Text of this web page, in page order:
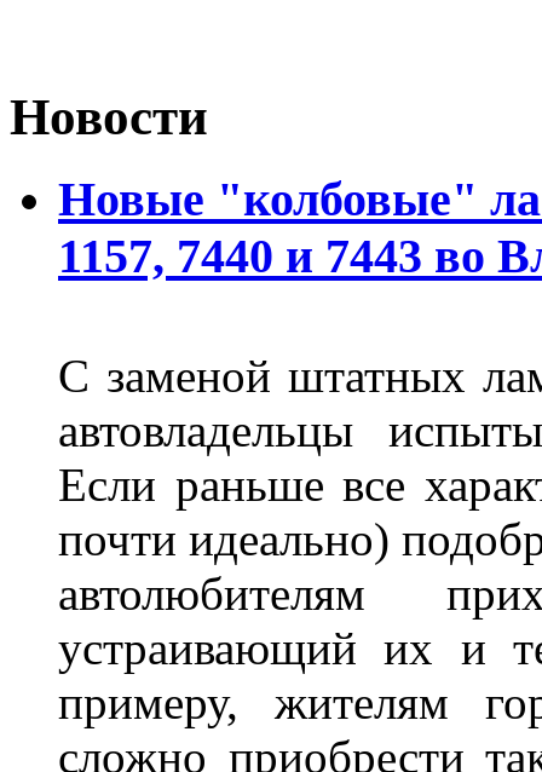
Новости
Новые "колбовые"
1157, 7440 и 7443 во
С заменой штатных
автовладельцы
Если раньше все
почти идеально)
автолюбителям
устраивающий их и
примеру, жителям
сложно приобрести